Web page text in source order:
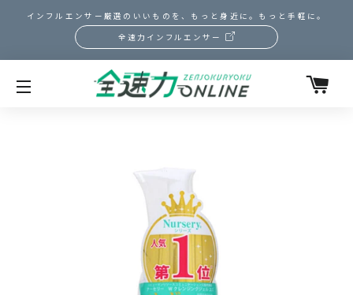
インフルエンサー厳選のいいものを、もっと身近に。もっと手軽に。
全速力インフルエンサー